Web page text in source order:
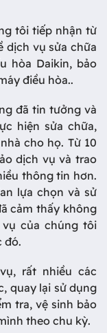
tôi tiếp nhận từ
dịch vụ sửa chữa
hòa Daikin, bảo
điều hòa..
đã tin tưởng và
hiện sửa chữa,
cho họ. Từ 10
dịch vụ và trao
thông tin hơn.
lựa chọn và sử
cảm thấy không
của chúng tôi
đó.
rất nhiều các
quay lại sử dụng
tra, vệ sinh bảo
theo chu kỳ.